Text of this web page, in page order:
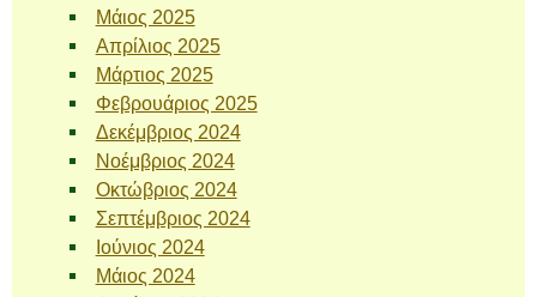
Μάιος 2025
Απρίλιος 2025
Μάρτιος 2025
Φεβρουάριος 2025
Δεκέμβριος 2024
Νοέμβριος 2024
Οκτώβριος 2024
Σεπτέμβριος 2024
Ιούνιος 2024
Μάιος 2024